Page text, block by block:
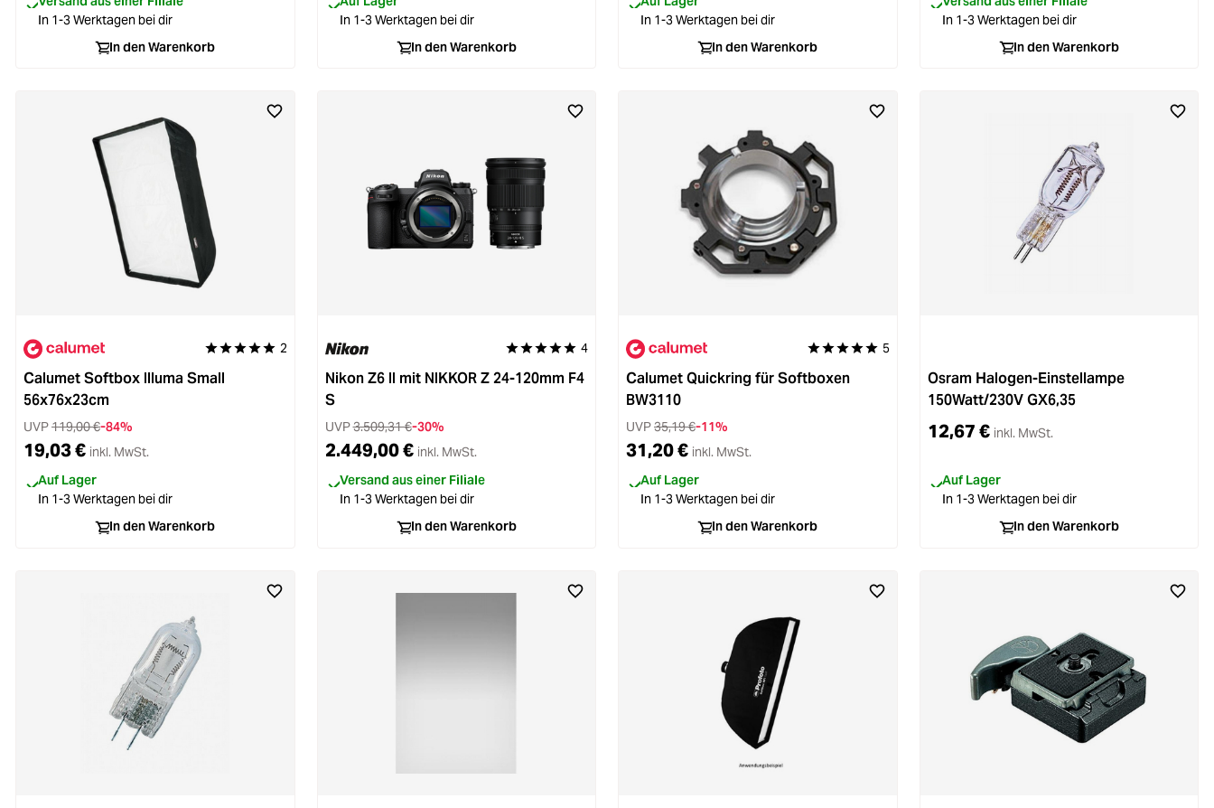
In 1-3 Werktagen bei dir
In den Warenkorb
In 1-3 Werktagen bei dir
In den Warenkorb
In 1-3 Werktagen bei dir
In den Warenkorb
In 1-3 Werktagen bei dir
In den Warenkorb
Durchschnittliche Bewertung von 5 von 5 Sternen
2
Calumet Softbox Illuma Small
56x76x23cm
UVP119,00 €-84%
19,03 € inkl. MwSt.
Auf Lager
In 1-3 Werktagen bei dir
In den Warenkorb
Durchschnittliche Bewertung von 5 von 5 Sternen
4
Nikon Z6 II mit NIKKOR Z 24-120mm F4
S
UVP3.509,31 €-30%
2.449,00 € inkl. MwSt.
Versand aus einer Filiale
In 1-3 Werktagen bei dir
In den Warenkorb
Durchschnittliche Bewertung von 5 von 5 Sternen
5
Calumet Quickring für Softboxen
BW3110
UVP35,19 €-11%
31,20 € inkl. MwSt.
Auf Lager
In 1-3 Werktagen bei dir
In den Warenkorb
Osram Halogen-Einstellampe
150Watt/230V GX6,35
12,67 € inkl. MwSt.
Auf Lager
In 1-3 Werktagen bei dir
In den Warenkorb